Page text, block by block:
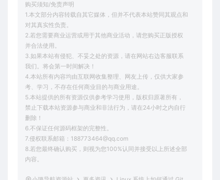
购买须知/免责声明
1.本文部分内容转载自其它媒体，但并不代表本站赞同其观点和
对其真实性负责。
2.若您需要商业运营或用于其他商业活动，请您购买正版授权
并合法使用。
3.如果本站有侵犯、不妥之处的资源，请在网站右边客服联系
我们。将会第一时间解决！
4.本站所有内容均由互联网收集整理、网友上传，仅供大家参
考、学习，不存在任何商业目的与商业用途。
5.本站提供的所有资源仅供参考学习使用，版权归原著所有，
禁止下载本站资源参与商业和非法行为，请在24小时之内自行
删除！
6.不保证任何源码框架的完整性。
7.侵权联系邮箱：188773464@qq.com
8.若您最终确认购买，则视为您100%认同并接受以上所述全部
内容。